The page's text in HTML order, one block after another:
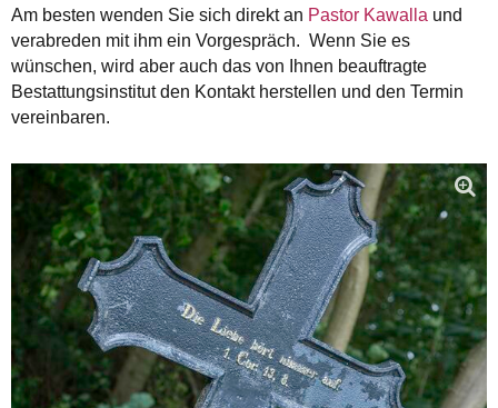
Am besten wenden Sie sich direkt an Pastor Kawalla und
verabreden mit ihm ein Vorgespräch. Wenn Sie es
wünschen, wird aber auch das von Ihnen beauftragte
Bestattungsinstitut den Kontakt herstellen und den Termin
vereinbaren.